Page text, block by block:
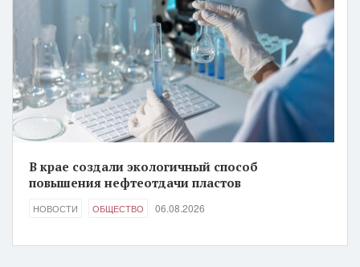
В крае создали экологичный способ
повышения нефтеотдачи пластов
НОВОСТИ ОБЩЕСТВО 06.08.2026